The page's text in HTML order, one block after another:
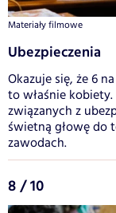
Materiały filmowe
Ubezpieczenia
Okazuje się, że 6
to właśnie
związanych z
świetną głowę do
zawodach.
8 / 10